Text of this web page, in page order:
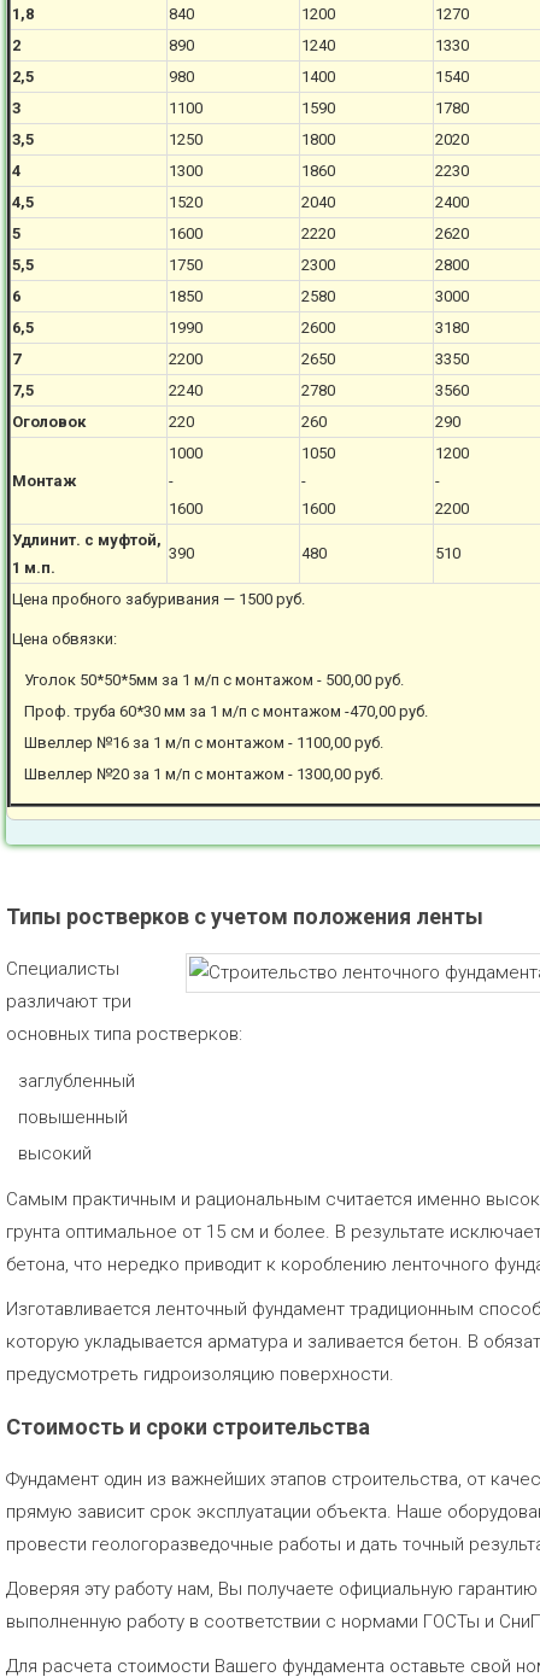
1,8
840 1200
1270
2
890 1240
1330
2,5
980 1400
1540
3
1100 1590
1780
3,5
1250 1800
2020
4
1300 1860
2230
4,5
1520 2040
2400
5
1600 2220
2620
5,5
1750 2300
2800
6
1850 2580
3000
6,5
1990 2600
3180
7
2200 2650
3350
7,5
2240 2780
3560
Оголовок
220 260 290
Монтаж
1000
-
1600
1050
-
1600
1200
-
2200
Удлинит. с муфтой,
1 м.п.
390 480 510
Цена пробного забуривания — 1500 руб.
Цена обвязки:
Уголок 50*50*5мм за 1 м/п с монтажом - 500,00 руб.
Проф. труба 60*30 мм за 1 м/п с монтажом -470,00 руб.
Швеллер №16 за 1 м/п с монтажом - 1100,00 руб.
Швеллер №20 за 1 м/п с монтажом - 1300,00 руб.
Типы ростверков с учетом положения ленты
Специалисты
различают три
основных типа ростверков:
заглубленный
повышенный
высокий
Самым практичным и рациональным считается именно
грунта оптимальное от 15 см и более. В результате
бетона, что нередко приводит к короблению ленточного
Изготавливается ленточный фундамент традиционным
которую укладывается арматура и заливается бетон. В
предусмотреть гидроизоляцию поверхности.
Стоимость и сроки строительства
Фундамент один из важнейших этапов строительства, от
прямую зависит срок эксплуатации объекта. Наше
провести геологоразведочные работы и дать точный
Доверяя эту работу нам, Вы получаете официальную
выполненную работу в соответствии с нормами ГОСТы и
Для расчета стоимости Вашего фундамента оставьте свой